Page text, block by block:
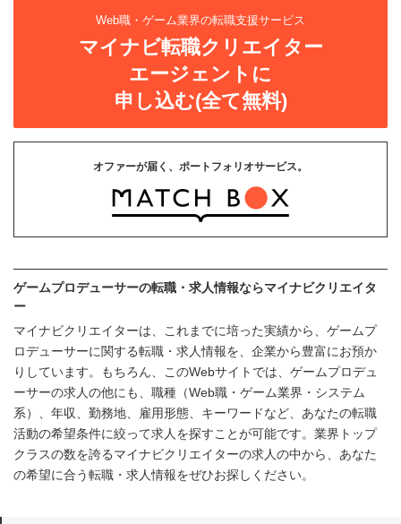
Web職・ゲーム業界の転職支援サービス
マイナビ転職クリエイター
エージェントに
申し込む(全て無料)
オファーが届く、ポートフォリオサービス。
ゲームプロデューサーの転職・求人情報ならマイナビクリエイタ
ー
マイナビクリエイターは、これまでに培った実績から、ゲームプ
ロデューサーに関する転職・求人情報を、企業から豊富にお預か
りしています。もちろん、このWebサイトでは、ゲームプロデュ
ーサーの求人の他にも、職種（Web職・ゲーム業界・システム
系）、年収、勤務地、雇用形態、キーワードなど、あなたの転職
活動の希望条件に絞って求人を探すことが可能です。業界トップ
クラスの数を誇るマイナビクリエイターの求人の中から、あなた
の希望に合う転職・求人情報をぜひお探しください。